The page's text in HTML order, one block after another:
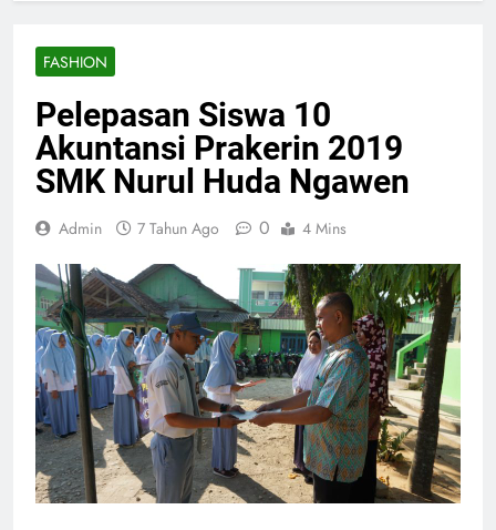
FASHION
Pelepasan Siswa 10
Akuntansi Prakerin 2019
SMK Nurul Huda Ngawen
Admin 7 Tahun Ago 0 4 Mins